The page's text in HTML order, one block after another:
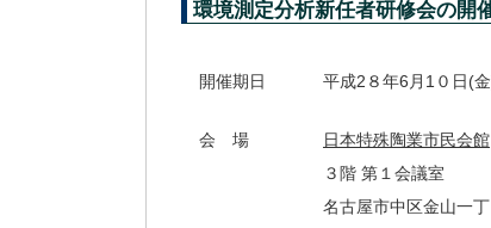
環境測定分析新任者研修会の開
開催期日 平成2８年6月1０日(
会 場 日本特殊陶業市民会館
３階 第１会議室
名古屋市中区金山一